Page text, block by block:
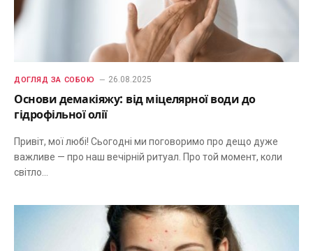
ДОГЛЯД ЗА СОБОЮ 26.08.2025
Основи демакіяжу: від міцелярної води до
гідрофільної олії
Привіт, мої любі! Сьогодні ми поговоримо про дещо дуже
важливе — про наш вечірній ритуал. Про той момент, коли
світло…